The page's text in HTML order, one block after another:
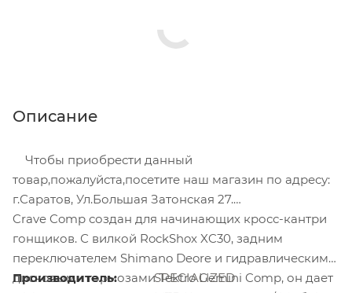
Описание
Чтобы приобрести данный
товар,пожалуйста,посетите наш магазин по адресу:
г.Саратов, Ул.Большая Затонская 27.
Crave Comp создан для начинающих кросс-кантри
гонщиков. С вилкой RockShox XC30, задним
переключателем Shimano Deore и гидравлическими
дисковыми тормозами Tektro Gemini Comp, он дает
Производитель:
SPECIALIZED